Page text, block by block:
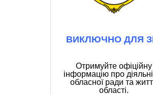
ВИКЛЮЧНО ДЛЯ
Отримуйте офіційну
інформацію про
обласної ради та
області.